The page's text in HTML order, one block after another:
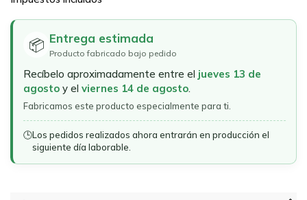
📦 Entrega estimada
Producto fabricado bajo pedido
Recíbelo aproximadamente entre el jueves 13 de
agosto y el viernes 14 de agosto.
Fabricamos este producto especialmente para ti.
🕒Los pedidos realizados ahora entrarán en producción el
siguiente día laborable.